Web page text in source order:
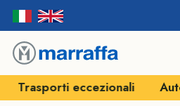
Autogrù e sollevamenti